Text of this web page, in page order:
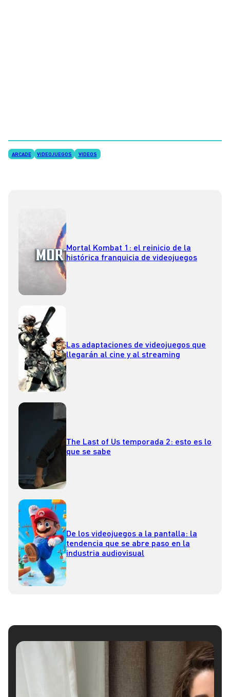
ARCADE VIDEOJUEGOS VIDEOS
Mortal Kombat 1: el reinicio de la
histórica franquicia de videojuegos
Las adaptaciones de videojuegos que
llegarán al cine y al streaming
The Last of Us temporada 2: esto es lo
que se sabe
De los videojuegos a la pantalla: la
tendencia que se abre paso en la
industria audiovisual